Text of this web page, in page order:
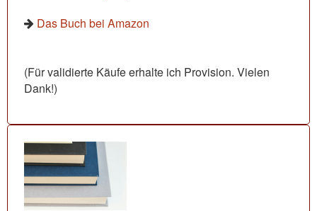
Das Buch bei Amazon
(Für validierte Käufe erhalte ich Provision. Vielen
Dank!)